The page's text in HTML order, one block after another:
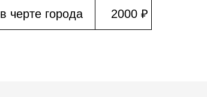
в черте города 2000 ₽